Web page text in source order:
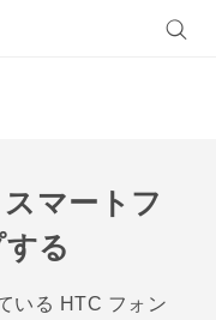
マートフ
る
いる HTC フォン